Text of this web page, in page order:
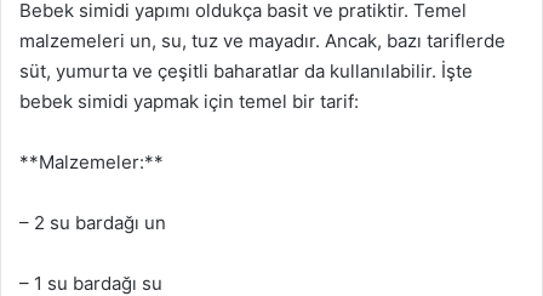
Bebek simidi yapımı oldukça basit ve pratiktir. Temel
malzemeleri un, su, tuz ve mayadır. Ancak, bazı tariflerde
süt, yumurta ve çeşitli baharatlar da kullanılabilir. İşte
bebek simidi yapmak için temel bir tarif:
**Malzemeler:**
– 2 su bardağı un
– 1 su bardağı su